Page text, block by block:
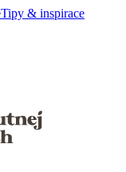
Tipy & inspirace